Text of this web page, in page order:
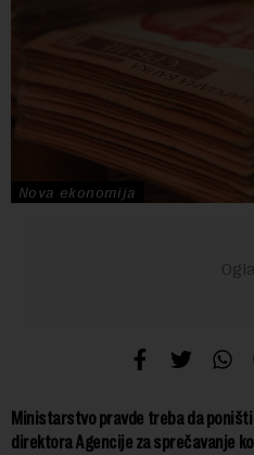
Nova ekonomija
Ministarstvo pravde treba da
direktora Agencije za sprečavanje